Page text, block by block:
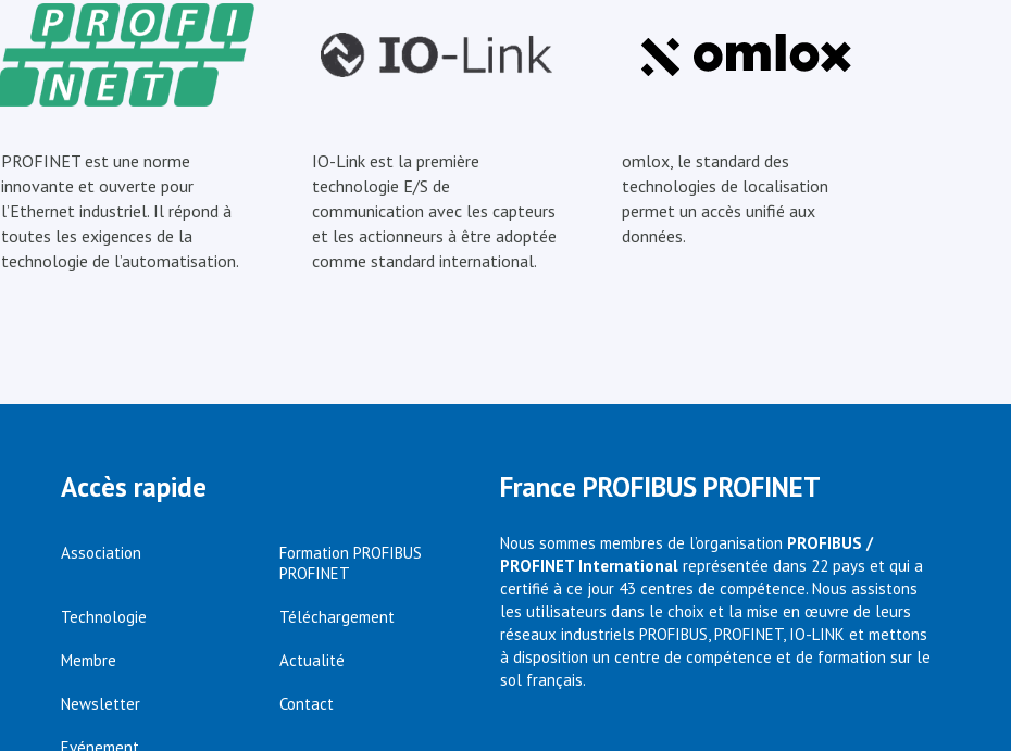
PROFINET est une norme
innovante et ouverte pour
l’Ethernet industriel. Il répond à
toutes les exigences de la
technologie de l’automatisation.
IO-Link est la première
technologie E/S de
communication avec les capteurs
et les actionneurs à être adoptée
comme standard international.
omlox, le standard des
technologies de localisation
permet un accès unifié aux
données.
Accès rapide
Association
Formation PROFIBUS
PROFINET
Technologie Téléchargement
Membre Actualité
Newsletter Contact
France PROFIBUS PROFINET
Nous sommes membres de l’organisation PROFIBUS /
PROFINET Internationalreprésentée dans 22 pays et qui a
certifié à ce jour 43 centres de compétence. Nous assistons
les utilisateurs dans le choix et la mise en œuvre de leurs
réseaux industriels PROFIBUS, PROFINET, IO-LINK et mettons
à disposition un centre de compétence et de formation sur le
sol français.